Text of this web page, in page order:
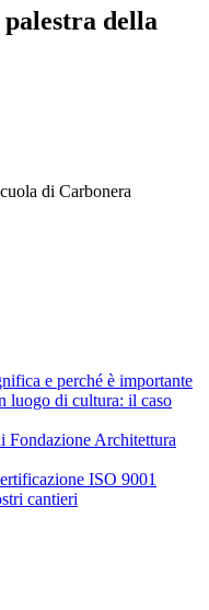
della
di Carbonera
e perché è importante
luogo di cultura: il caso
Fondazione Architettura
ISO 9001
cantieri